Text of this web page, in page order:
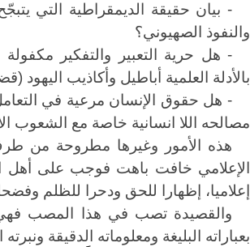
- بيان حقيقة الديمقراطية التي
والنفوذ الصهيوني؟
- هل حرية التعبير والتفكير
بالأدلة العلمية أباطيل وأكاذيب
- هل حقوق الإنسان مرعية في
مصالحه اللا انسانية خاصة مع الشعوب
هذه الأمور وغيرها مطروحة من
الإعلامي خافت باهت فوجب على أهل
إعلاميا، إظهارا للحق ودحرا للظلم
والقصيدة تصب في هذا المصب
بعباراته البليغة ومعلوماته الدقيقة